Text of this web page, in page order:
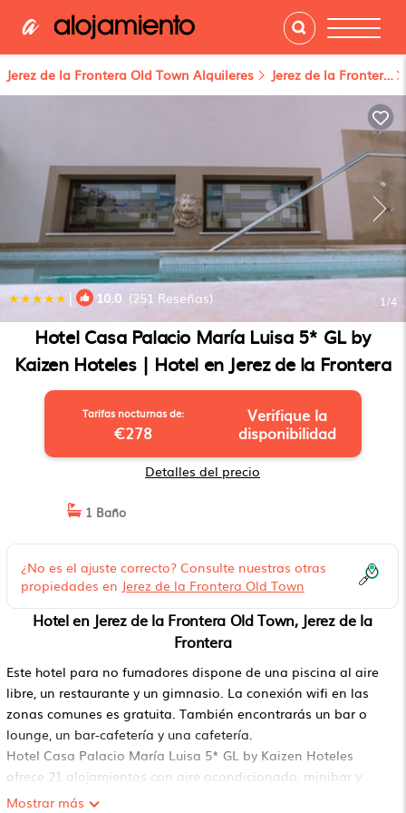
Jerez de la Frontera Old Town Alquileres Jerez de la Frontera
| 10.0 (251 Reseñas) 1/4
Hotel Casa Palacio María Luisa 5* GL by
Kaizen Hoteles | Hotel en Jerez de la Frontera
Tarifas nocturnas de:
€278
Verifique la
disponibilidad
Detalles del precio
1 Baño
¿No es el ajuste correcto? Consulte nuestras otras
propiedades en Jerez de la Frontera Old Town
Hotel en Jerez de la Frontera Old Town, Jerez de la
Frontera
Este hotel para no fumadores dispone de una piscina al aire
libre, un restaurante y un gimnasio. La conexión wifi en las
zonas comunes es gratuita. También encontrarás un bar o
lounge, un bar-cafetería y una cafetería.
Hotel Casa Palacio María Luisa 5* GL by Kaizen Hoteles
ofrece 21 alojamientos con aire acondicionado, minibar y
máquina de café espresso. Las camas están vestidas con
Mostrar más